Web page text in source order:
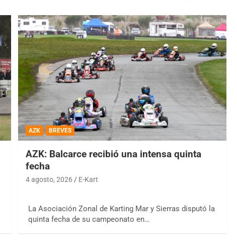
AZK BREVES
AZK: Balcarce recibió una intensa quinta
fecha
4 agosto, 2026 E-Kart
La Asociación Zonal de Karting Mar y Sierras disputó la
quinta fecha de su campeonato en…